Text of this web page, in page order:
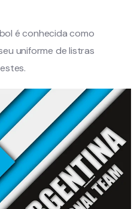
é conhecida como
uniforme de listras